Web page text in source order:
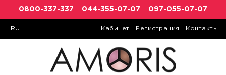
0800-337-337 044-355-07-07 097-055-07-07
RU Кабинет Регистрация Контакты